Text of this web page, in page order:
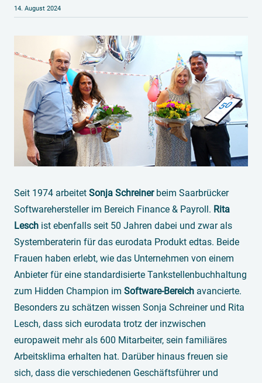
14. August 2024
Seit 1974 arbeitet Sonja Schreinerbeim Saarbrücker
Softwarehersteller im Bereich Finance & Payroll. Rita
Lesch ist ebenfalls seit 50 Jahren dabei und zwar als
Systemberaterin für das eurodata Produkt edtas. Beide
Frauen haben erlebt, wie das Unternehmen von einem
Anbieter für eine standardisierte Tankstellenbuchhaltung
zum Hidden Champion im Software-Bereich avancierte.
Besonders zu schätzen wissen Sonja Schreiner und Rita
Lesch, dass sich eurodata trotz der inzwischen
europaweit mehr als 600 Mitarbeiter, sein familiäres
Arbeitsklima erhalten hat. Darüber hinaus freuen sie
sich, dass die verschiedenen Geschäftsführer und